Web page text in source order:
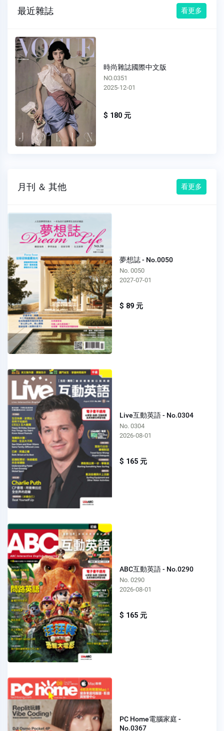
最近雜誌 看更多
時尚雜誌國際中文版
NO.0350
2025-11-01
$ 180 元
月刊 ＆ 其他 看更多
夢想誌 - No.0050
No. 0050
2027-07-01
$ 89 元
Live互動英語 - No.0304
No. 0304
2026-08-01
$ 165 元
ABC互動英語 - No.0290
No. 0290
2026-08-01
$ 165 元
PC Home電腦家庭 -
No.0367